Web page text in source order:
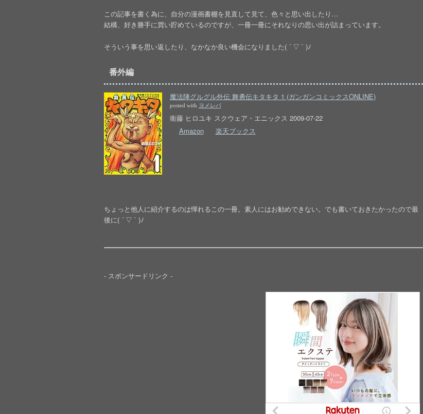
この記事を書く為に、自分の漫画書棚を見直して見て、色々と思い出したり…
結構、好き勝手に買い貯めているのですが、一冊一冊にそれなりの思い出が詰まっています。
そういう事を思い返したり、なかなか良い機会になりました( ´ ▽ ` )ﾉ
番外編
魔法陣グルグル外伝 舞勇伝キタキタ 1 (ガンガンコミックスONLINE)
posted with ヨメレバ
衛藤 ヒロユキ スクウェア・エニックス 2009-07-22
Amazon
楽天ブックス
ちょっと他人に紹介するのは憚れるこの一冊。素人にはお勧めできない。でも書いておきたかったので最
後に( ´ ▽ ` )ﾉ
- スポンサードリンク -